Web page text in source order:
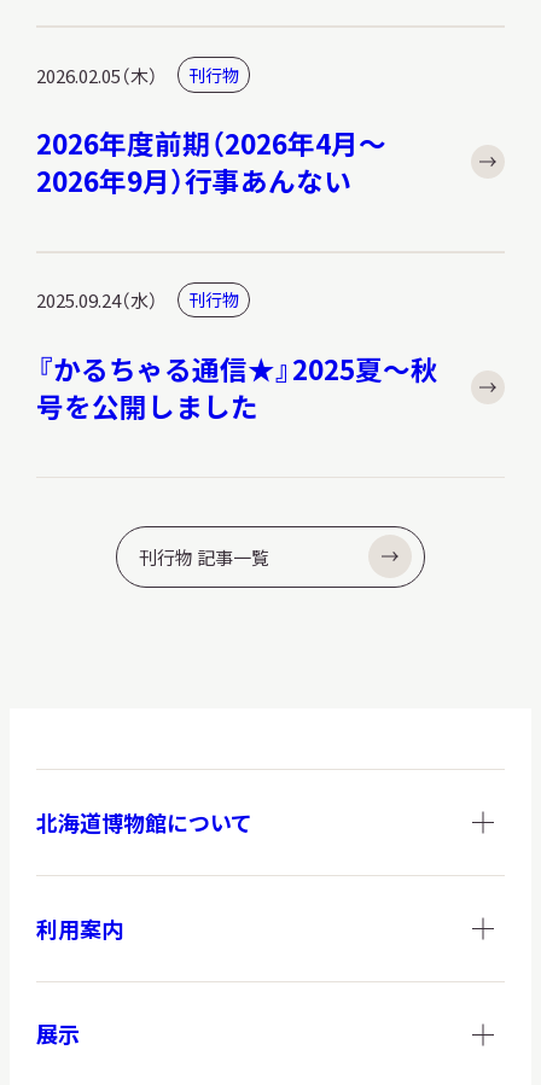
2026.02.05（木） 刊行物
2026年度前期（2026年4月～
2026年9月）行事あんない
2025.09.24（水） 刊行物
『かるちゃる通信★』2025夏～秋
号を公開しました
刊行物 記事一覧
北海道博物館について
利用案内
展示